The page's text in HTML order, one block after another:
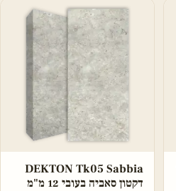
DEKTON Tk05 Sabbia
דקטון סאביה בעובי 12 מ"מ